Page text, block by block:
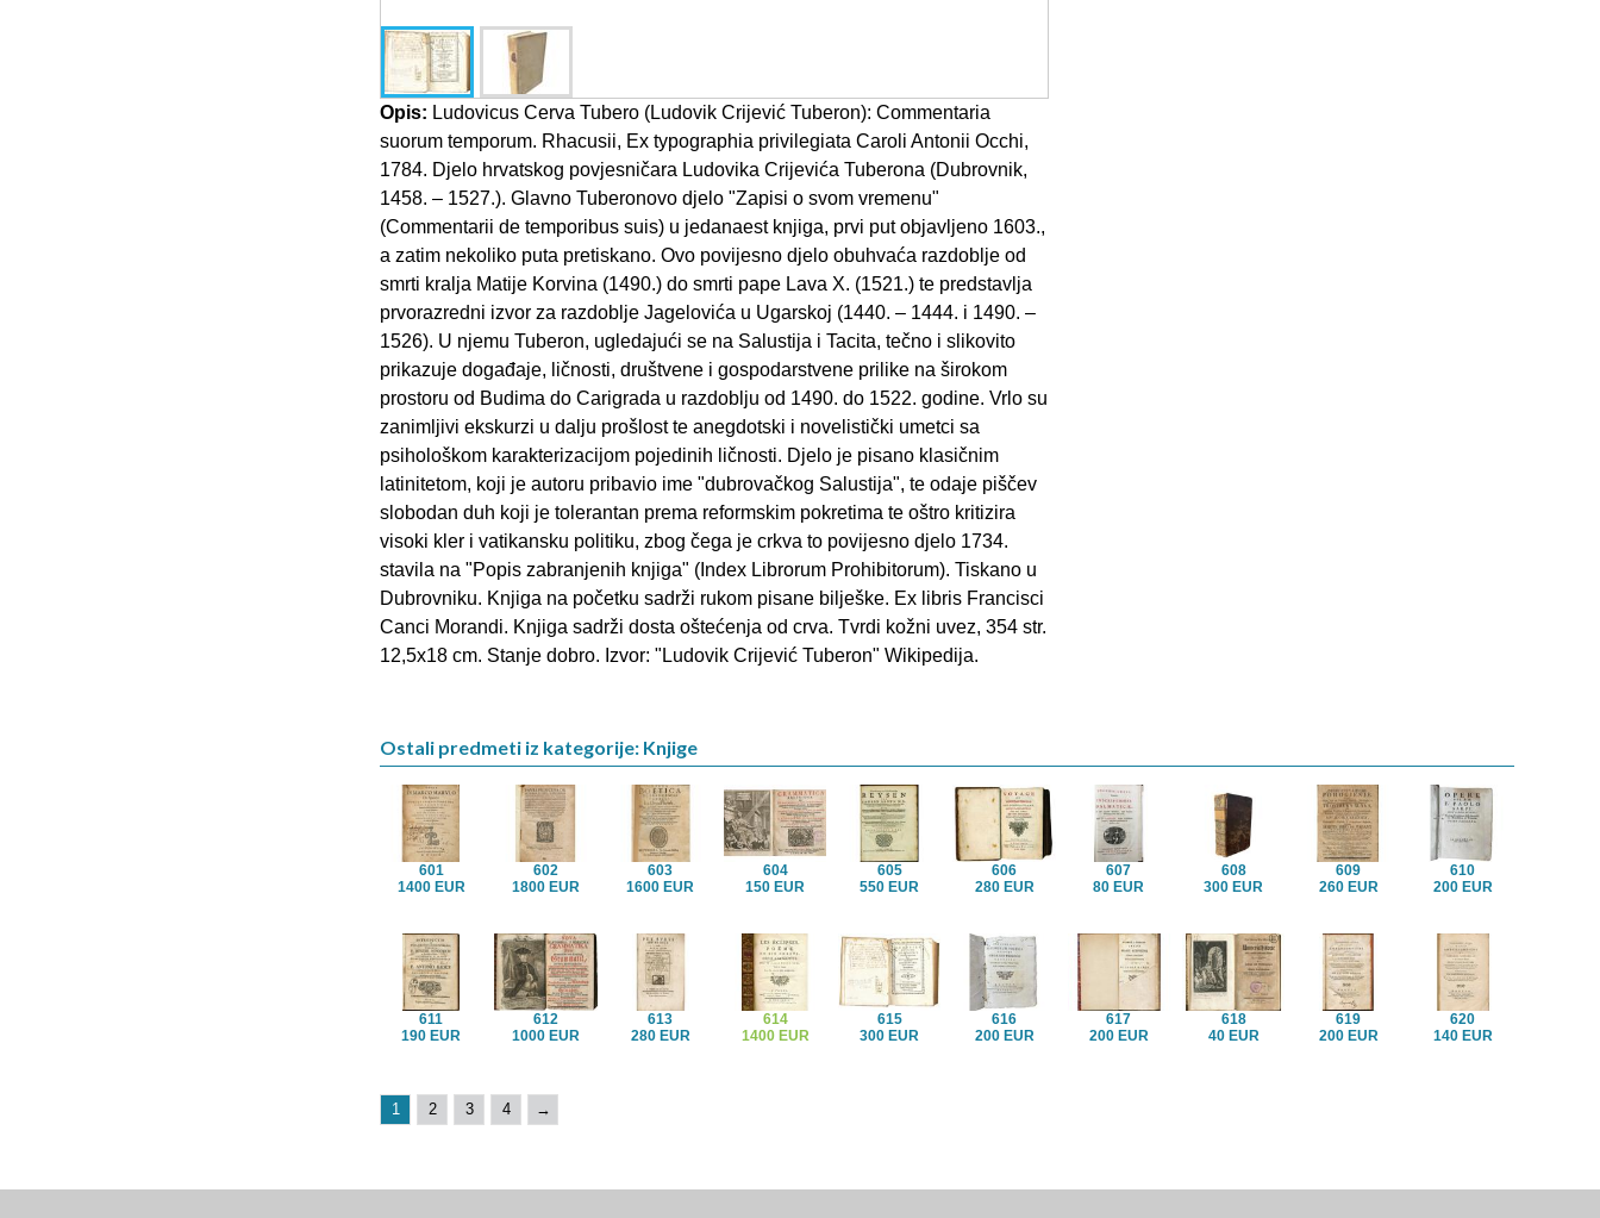
Opis: Ludovicus Cerva Tubero (Ludovik Crijević Tuberon): Commentaria
suorum temporum. Rhacusii, Ex typographia privilegiata Caroli Antonii Occhi,
1784. Djelo hrvatskog povjesničara Ludovika Crijevića Tuberona (Dubrovnik,
1458. – 1527.). Glavno Tuberonovo djelo "Zapisi o svom vremenu"
(Commentarii de temporibus suis) u jedanaest knjiga, prvi put objavljeno 1603.,
a zatim nekoliko puta pretiskano. Ovo povijesno djelo obuhvaća razdoblje od
smrti kralja Matije Korvina (1490.) do smrti pape Lava X. (1521.) te predstavlja
prvorazredni izvor za razdoblje Jagelovića u Ugarskoj (1440. – 1444. i 1490. –
1526). U njemu Tuberon, ugledajući se na Salustija i Tacita, tečno i slikovito
prikazuje događaje, ličnosti, društvene i gospodarstvene prilike na širokom
prostoru od Budima do Carigrada u razdoblju od 1490. do 1522. godine. Vrlo su
zanimljivi ekskurzi u dalju prošlost te anegdotski i novelistički umetci sa
psihološkom karakterizacijom pojedinih ličnosti. Djelo je pisano klasičnim
latinitetom, koji je autoru pribavio ime "dubrovačkog Salustija", te odaje piščev
slobodan duh koji je tolerantan prema reformskim pokretima te oštro kritizira
visoki kler i vatikansku politiku, zbog čega je crkva to povijesno djelo 1734.
stavila na "Popis zabranjenih knjiga" (Index Librorum Prohibitorum). Tiskano u
Dubrovniku. Knjiga na početku sadrži rukom pisane bilješke. Ex libris Francisci
Canci Morandi. Knjiga sadrži dosta oštećenja od crva. Tvrdi kožni uvez, 354 str.
12,5x18 cm. Stanje dobro. Izvor: "Ludovik Crijević Tuberon" Wikipedija.
Ostali predmeti iz kategorije: Knjige
601
1400 EUR
602
1800 EUR
603
1600 EUR
604
150 EUR
605
550 EUR
606
280 EUR
607
80 EUR
608
300 EUR
609
260 EUR
610
200 EUR
611
190 EUR
612
1000 EUR
613
280 EUR
614
1400 EUR
615
300 EUR
616
200 EUR
617
200 EUR
618
40 EUR
619
200 EUR
620
140 EUR
1 2 3 4 →